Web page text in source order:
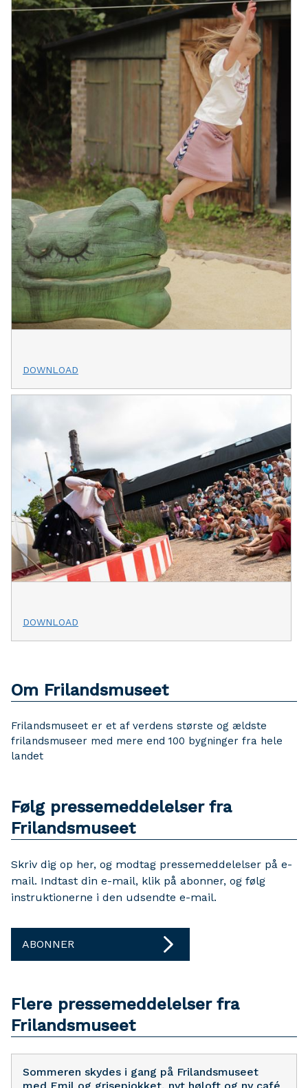
DOWNLOAD
DOWNLOAD
Om Frilandsmuseet
Frilandsmuseet er et af verdens største og ældste
frilandsmuseer med mere end 100 bygninger fra hele
landet
Følg pressemeddelelser fra
Frilandsmuseet
Skriv dig op her, og modtag pressemeddelelser på e-
mail. Indtast din e-mail, klik på abonner, og følg
instruktionerne i den udsendte e-mail.
ABONNER
Flere pressemeddelelser fra
Frilandsmuseet
Sommeren skydes i gang på Frilandsmuseet